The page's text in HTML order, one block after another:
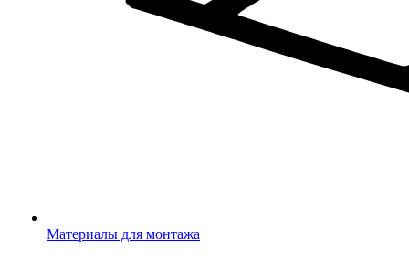
Материалы для монтажа